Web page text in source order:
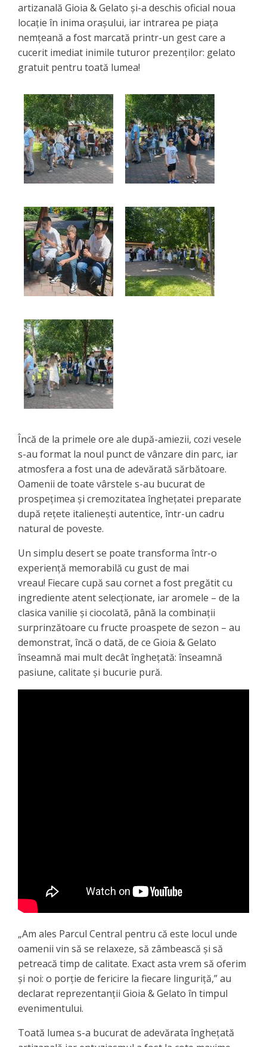
artizanală Gioia & Gelato și-a deschis oficial noua
locație în inima orașului, iar intrarea pe piața
nemțeană a fost marcată printr-un gest care a
cucerit imediat inimile tuturor prezenților: gelato
gratuit pentru toată lumea!
Încă de la primele ore ale după-amiezii, cozi vesele
s-au format la noul punct de vânzare din parc, iar
atmosfera a fost una de adevărată sărbătoare.
Oamenii de toate vârstele s-au bucurat de
prospețimea și cremozitatea înghețatei preparate
după rețete italienești autentice, într-un cadru
natural de poveste.
Un simplu desert se poate transforma într-o
experiență memorabilă cu gust de mai
vreau! Fiecare cupă sau cornet a fost pregătit cu
ingrediente atent selecționate, iar aromele – de la
clasica vanilie și ciocolată, până la combinații
surprinzătoare cu fructe proaspete de sezon – au
demonstrat, încă o dată, de ce Gioia & Gelato
înseamnă mai mult decât înghețată: înseamnă
pasiune, calitate și bucurie pură.
„Am ales Parcul Central pentru că este locul unde
oamenii vin să se relaxeze, să zâmbească și să
petreacă timp de calitate. Exact asta vrem să oferim
și noi: o porție de fericire la fiecare linguriță,” au
declarat reprezentanții Gioia & Gelato în timpul
evenimentului.
Toată lumea s-a bucurat de adevărata înghețată